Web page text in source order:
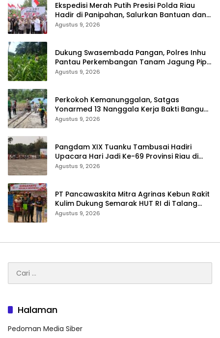
Ekspedisi Merah Putih Presisi Polda Riau
Hadir di Panipahan, Salurkan Bantuan dan
Layanan Kesehatan
Agustus 9, 2026
Dukung Swasembada Pangan, Polres Inhu
Pantau Perkembangan Tanam Jagung Pipil
Agustus 9, 2026
Perkokoh Kemanunggalan, Satgas
Yonarmed 13 Nanggala Kerja Bakti Bangun
Masjid Al-Hikmah di Kapuas Hulu
Agustus 9, 2026
Pangdam XIX Tuanku Tambusai Hadiri
Upacara Hari Jadi Ke-69 Provinsi Riau di
Pekanbaru
Agustus 9, 2026
‎PT Pancawaskita Mitra Agrinas Kebun Rakit
Kulim Dukung Semarak HUT RI di Talang
Perigi
Agustus 9, 2026
untuk:
Halaman
Pedoman Media Siber